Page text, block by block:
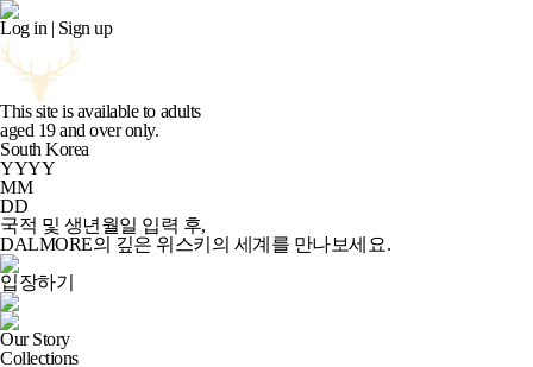
Log in | Sign up
This site is available to adults
aged 19and over only.
South Korea
YYYY
MM
DD
국적 및 생년월일 입력 후,
DALMORE의 깊은 위스키의 세계 를 만나보세요.
입장하기
Our Story
Collections